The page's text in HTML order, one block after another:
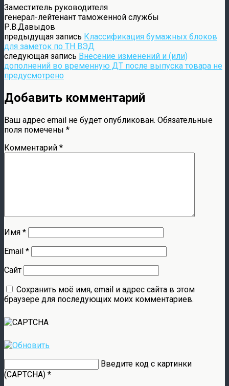
Заместитель руководителя
генерал-лейтенант таможенной службы
Р.В.Давыдов
предыдущая запись Классификация бумажных блоков
для заметок по ТН ВЭД
следующая запись Внесение изменений и (или)
дополнений во временную ДТ после выпуска товара не
предусмотрено
Добавить комментарий
Ваш адрес email не будет опубликован. Обязательные
поля помечены *
Комментарий *
Имя *
Email *
Сайт
Сохранить моё имя, email и адрес сайта в этом
браузере для последующих моих комментариев.
Введите код с картинки
(CAPTCHA) *